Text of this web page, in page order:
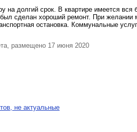
на долгий срок. В квартире имеется вся
сделан хороший ремонт. При желании
остановка. Коммунальные
размещено 17 июня 2020
не актуальные